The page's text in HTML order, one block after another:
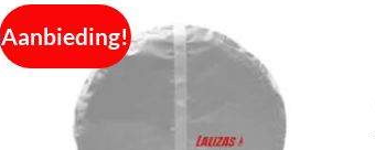
Aanbieding!